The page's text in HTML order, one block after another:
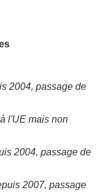
2004, passage de
l'UE mais non
2004, passage de
2007, passage